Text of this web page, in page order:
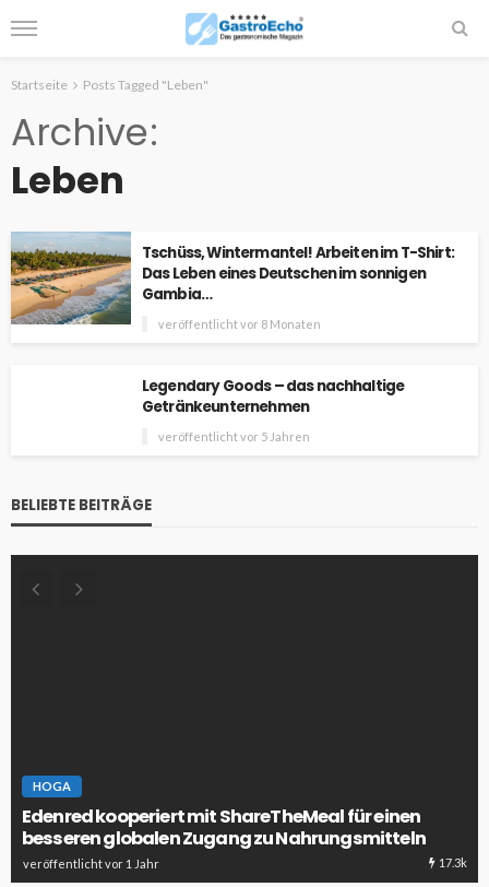
Startseite Posts Tagged "Leben"
Archive
Leben
Tschüss, Wintermantel! Arbeiten im T-Shirt:
Das Leben eines Deutschen im sonnigen
Gambia…
veröffentlicht vor 8 Monaten
Legendary Goods – das nachhaltige
Getränkeunternehmen
veröffentlicht vor 5 Jahren
BELIEBTE BEITRÄGE
HOGA
Edenred kooperiert mit ShareTheMeal für einen
besseren globalen Zugang zu Nahrungsmitteln
veröffentlicht vor 1 Jahr 17.3k